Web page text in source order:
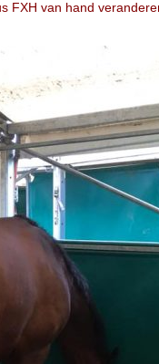
FXH van hand